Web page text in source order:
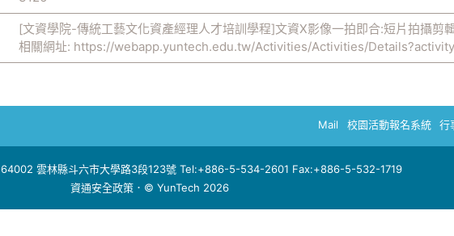
[文資學院-傳統工藝文化資產經理人才培訓學程]文資X影像一拍即合:短片拍攝剪
相關網址: https://webapp.yuntech.edu.tw/Activities/Activities/
Mail 校園活動報名系統 行
64002 雲林縣斗六市大學路3段123號 Tel:+886-5-534-2601 Fax:+886-5-532-1719
資通安全政策 ．© YunTech 2026